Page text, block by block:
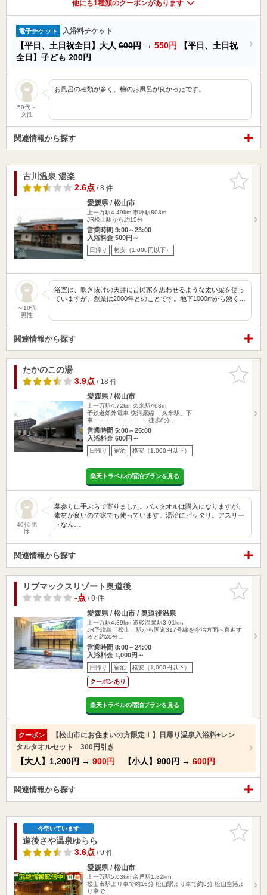
他にも1種類のクーポンがあります
電子チケット 入浴料チケット
【平日、土日祝全日】大人 600円 → 550円
【平日、土日祝
全日】子ども 200円
50代～
女性
お風呂の種類が多く、檜のお風呂が良かったです。
関連情報から探す
お気に入
りに追加
古川温泉 湯楽
2.6点/ 8 件
愛媛県 / 松山市
上一万駅4.49km 市坪駅808m
JR松山駅から約15分
営業時間 9:00～23:00
入浴料金 500円～
日帰り 格安（1,000円以下）
～10代
男性
浴室は、吹き抜けの天井に古民家を思わせるような太い梁を使っ
ていますが、創業は2000年とのことです。地下1000mから湧く…
関連情報から探す
お気に入
りに追加
たかのこの湯
3.9点/ 18 件
愛媛県 / 松山市
上一万駅4.72km 久米駅468m
予鉄道郊外電車 横河原線 「久米駅」下
車・・・・・・・・・ 徒歩8分…
営業時間 5:00～25:00
入浴料金 600円～
日帰り 宿泊 格安（1,000円以下）
楽天トラベルの宿泊プランを見る
40代 男
性
墓参りに手ぶらで寄りました。バスタオルは購入になりますが、
素材が良いので家でも使っています。湯治にピッタリ。アスリー
トなん…
関連情報から探す
お気に入
りに追加
リブマックスリゾート奥道後
-点/ 0 件
愛媛県 / 松山市 / 奥道後温泉
上一万駅4.89km 道後温泉駅3.91km
JR予讃線「松山」駅から国道317号線を今治方面へ直進す
ると約20分…
営業時間 8:00～24:00
入浴料金 1,000円～
日帰り 宿泊 格安（1,000円以下）
クーポンあり
楽天トラベルの宿泊プランを見る
クーポン
【松山市にお住まいの方限定！】日帰り温泉入浴料+レン
タルタオルセット 300円引き
【大人】 1,200円 → 900円 【小人】 900円 → 600円
関連情報から探す
お気に入
りに追加
今空いています
道後さや温泉ゆらら
3.6点/ 9 件
愛媛県 / 松山市
上一万駅5.03km 余戸駅1.82km
松山市駅より車で約16分 松山駅より車で約8分 松山空港よ
り車で…